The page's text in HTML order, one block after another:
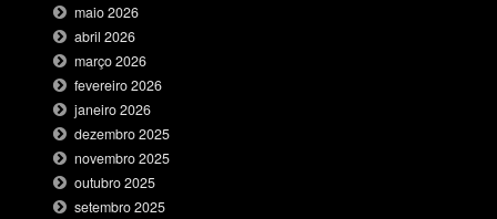
maio 2026
abril 2026
março 2026
fevereiro 2026
janeiro 2026
dezembro 2025
novembro 2025
outubro 2025
setembro 2025